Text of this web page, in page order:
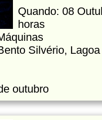
Quando: 08
horas
Silvério,
outubro